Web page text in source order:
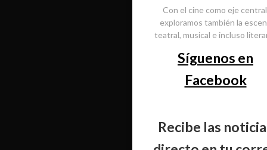
Con el cine como eje
exploramos también la
teatral, musical e incluso
Síguenos en
Facebook
Recibe las